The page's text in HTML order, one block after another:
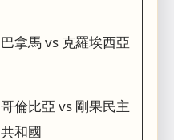
巴拿馬 vs 克羅埃西亞
哥倫比亞 vs 剛果民主
共和國